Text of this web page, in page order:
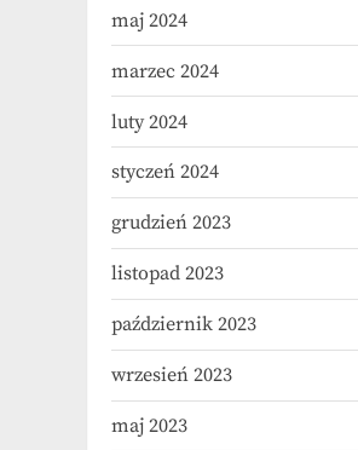
maj 2024
marzec 2024
luty 2024
styczeń 2024
grudzień 2023
listopad 2023
październik 2023
wrzesień 2023
maj 2023